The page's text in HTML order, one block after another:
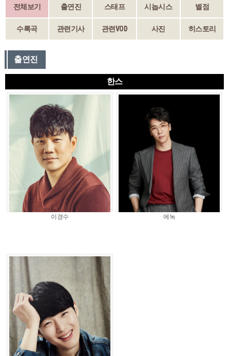
전체보기 출연진 스태프 시놉시스 별점
수록곡 관련기사 관련VOD 사진 히스토리
출연진
한스
이경수 에녹